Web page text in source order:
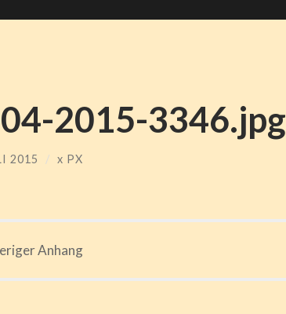
2015-3346.jpg
2015 / x PX
Anhang